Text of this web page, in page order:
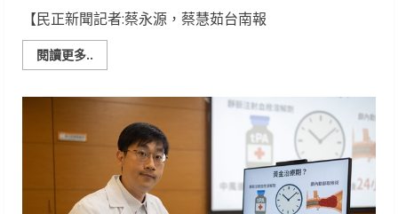
放
報
名
【民正新聞記者:蔡永源，蔡慧茹台南報
閱讀更多..
more
革